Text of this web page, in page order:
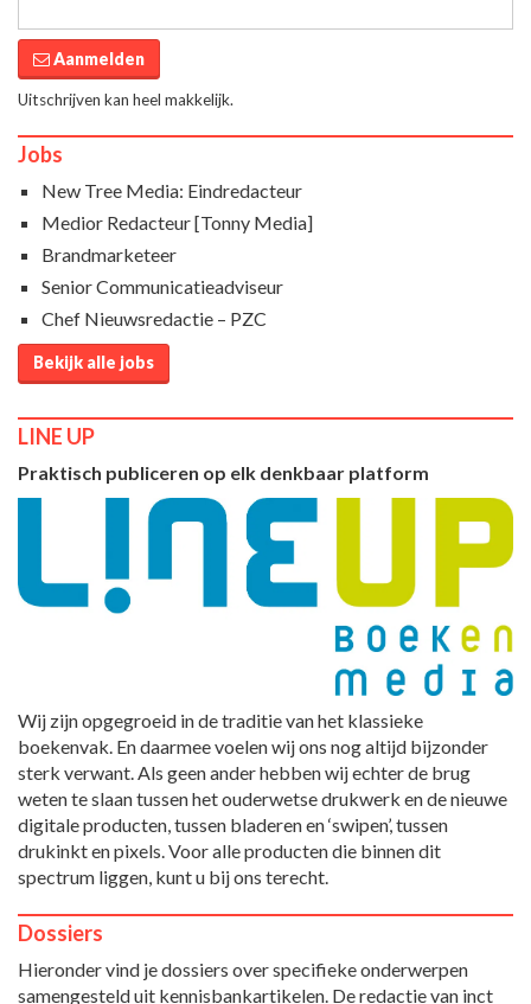
Aanmelden
Uitschrijven kan heel makkelijk.
Jobs
New Tree Media: Eindredacteur
Medior Redacteur [Tonny Media]
Brandmarketeer
Senior Communicatieadviseur
Chef Nieuwsredactie – PZC
Bekijk alle jobs
LINE UP
Praktisch publiceren op elk denkbaar platform
Wij zijn opgegroeid in de traditie van het klassieke
boekenvak. En daarmee voelen wij ons nog altijd bijzonder
sterk verwant. Als geen ander hebben wij echter de brug
weten te slaan tussen het ouderwetse drukwerk en de nieuwe
digitale producten, tussen bladeren en ‘swipen’, tussen
drukinkt en pixels. Voor alle producten die binnen dit
spectrum liggen, kunt u bij ons terecht.
Dossiers
Hieronder vind je dossiers over specifieke onderwerpen
samengesteld uit kennisbankartikelen. De redactie van inct